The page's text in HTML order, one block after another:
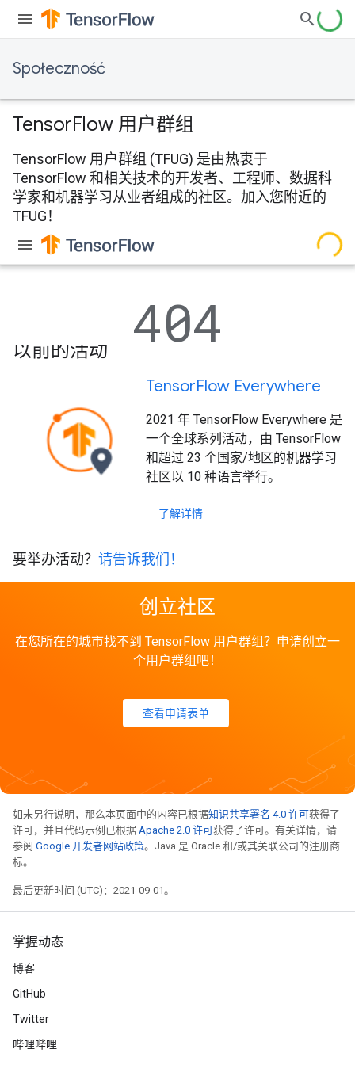
Społeczność
TensorFlow 用户群组
TensorFlow 用户群组 (TFUG) 是由热衷于
TensorFlow 和相关技术的开发者、工程师、数据科
学家和机器学习从业者组成的社区。加入您附近的
TFUG！
以前的活动
TensorFlow Everywhere
2021 年 TensorFlow Everywhere 是
一个全球系列活动，由 TensorFlow
和超过 23 个国家/地区的机器学习
社区以 10 种语言举行。
了解详情
要举办活动？ 请告诉我们！
创立社区
在您所在的城市找不到 TensorFlow 用户群组？申请创立一
个用户群组吧！
查看申请表单
如未另行说明，那么本页面中的内容已根据知识共享署名 4.0 许可获得了
许可，并且代码示例已根据 Apache 2.0 许可获得了许可。有关详情，请
参阅 Google 开发者网站政策。Java 是 Oracle 和/或其关联公司的注册商
标。
最后更新时间 (UTC)：2021-09-01。
掌握动态
博客
GitHub
Twitter
哔哩哔哩